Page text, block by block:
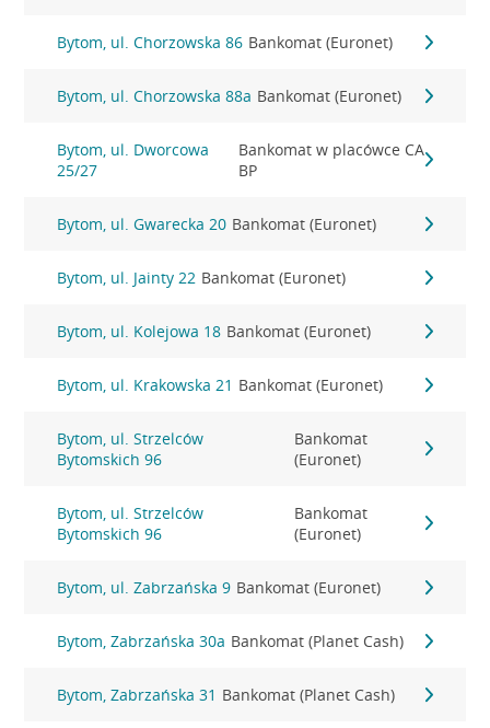
Bytom, ul. Chorzowska 86 Bankomat (Euronet)
Bytom, ul. Chorzowska 88a Bankomat (Euronet)
Bytom, ul. Dworcowa
25/27
Bankomat w placówce CA
BP
Bytom, ul. Gwarecka 20 Bankomat (Euronet)
Bytom, ul. Jainty 22 Bankomat (Euronet)
Bytom, ul. Kolejowa 18 Bankomat (Euronet)
Bytom, ul. Krakowska 21 Bankomat (Euronet)
Bytom, ul. Strzelców
Bytomskich 96
Bankomat
(Euronet)
Bytom, ul. Strzelców
Bytomskich 96
Bankomat
(Euronet)
Bytom, ul. Zabrzańska 9 Bankomat (Euronet)
Bytom, Zabrzańska 30a Bankomat (Planet Cash)
Bytom, Zabrzańska 31 Bankomat (Planet Cash)